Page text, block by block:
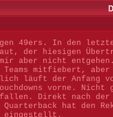
49ers. In den
der hiesigen
aber nicht
Teams mitfiebert,
läuft der Anfang
vorne. Nicht
Direkt nach
Quarterback hat den
eingestellt.